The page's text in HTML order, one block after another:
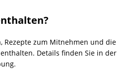
Rezepte zum Mitnehmen und die
Details finden Sie in der